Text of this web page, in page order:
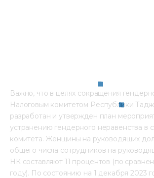
Важно, что в целях сокращения
Налоговым комитетом Республики
разработан и утвержден план
устранению гендерного неравенства в
комитета. Женщины на руководящих
общего числа сотрудников на
НК составляют 11 процентов (по
году). По состоянию на 1 декабря 2023